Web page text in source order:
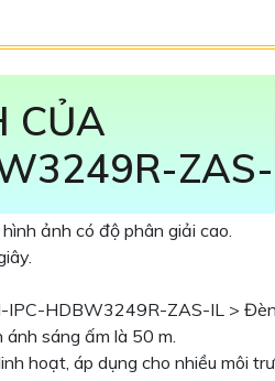
CỦA
ảnh có độ phân giải cao.
IPC-HDBW3249R-ZAS-IL >
sáng ấm là 50 m.
hoạt, áp dụng cho nhiều môi